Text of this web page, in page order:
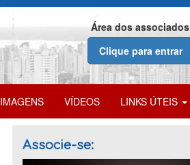
Área dos associados
Clique para entrar
IMAGENS VÍDEOS LINKS ÚTEIS
Associe-se: